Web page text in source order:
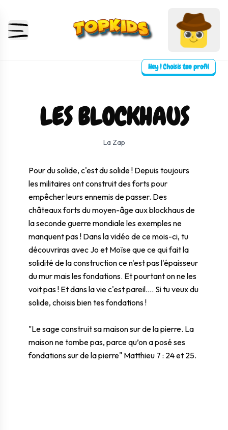
Hey ! Choisis ton profil
LES BLOCKHAUS
La Zap
0:00
Pour du solide, c'est du solide ! Depuis toujours
les militaires ont construit des forts pour
empêcher leurs ennemis de passer. Des
châteaux forts du moyen-âge aux blockhaus de
la seconde guerre mondiale les exemples ne
manquent pas ! Dans la vidéo de ce mois-ci, tu
découvriras avec Jo et Moïse que ce qui fait la
solidité de la construction ce n'est pas l'épaisseur
du mur mais les fondations. Et pourtant on ne les
voit pas ! Et dans la vie c'est pareil.... Si tu veux du
solide, choisis bien tes fondations !
"Le sage construit sa maison sur de la pierre. La
maison ne tombe pas, parce qu’on a posé ses
fondations sur de la pierre" Matthieu 7 : 24 et 25.